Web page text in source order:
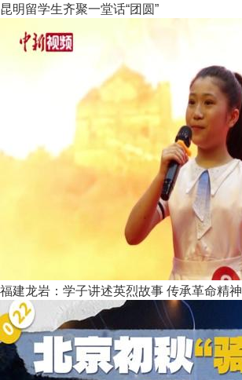
昆明留学生齐聚一堂话“团圆”
福建龙岩：学子讲述英烈故事 传承革命精神